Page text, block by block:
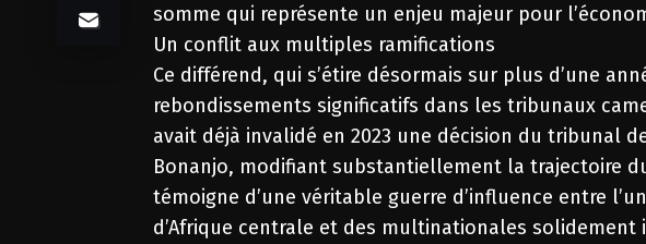
somme qui représente un enjeu majeur pour
Un conflit aux multiples ramifications
Ce différend, qui s’étire désormais sur plus d’une
rebondissements significatifs dans les tribunaux
avait déjà invalidé en 2023 une décision du tribunal
Bonanjo, modifiant substantiellement la trajectoire
témoigne d’une véritable guerre d’influence entre
d’Afrique centrale et des multinationales solidement